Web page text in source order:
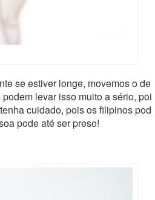
se estiver longe, movemos o de
podem levar isso muito a sério, poi
cuidado, pois os filipinos pod
pode até ser preso!